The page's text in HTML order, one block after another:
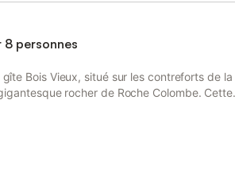
personnes
Bois Vieux, situé sur les contreforts de la
rocher de Roche Colombe. Cette
profiter de grands espaces et de sa piscine